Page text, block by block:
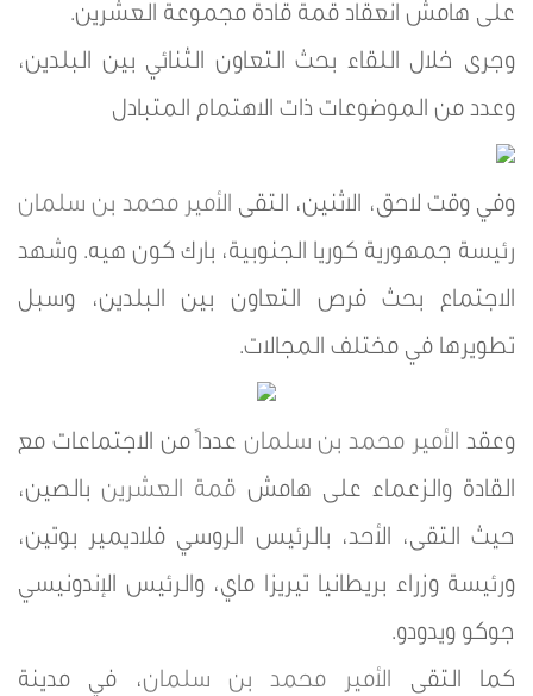
على هامش انعقاد قمة قادة مجموعة العشرين.
وجرى خلال اللقاء بحث التعاون الثنائي بين البلدين،
وعدد من الموضوعات ذات الاهتمام المتبادل
وفي وقت لاحق، الاثنين، التقى الأمير محمد بن سلمان
رئيسة جمهورية كوريا الجنوبية، بارك كون هيه. وشهد
الاجتماع بحث فرص التعاون بين البلدين، وسبل
تطويرها في مختلف المجالات.
وعقد الأمير محمد بن سلمان عدداً من الاجتماعات مع
القادة والزعماء على هامش قمة العشرين بالصين،
حيث التقى، الأحد، بالرئيس الروسي فلاديمير بوتين،
ورئيسة وزراء بريطانيا تيريزا ماي، والرئيس الإندونيسي
جوكو ويدودو.
كما التقى الأمير محمد بن سلمان، في مدينة